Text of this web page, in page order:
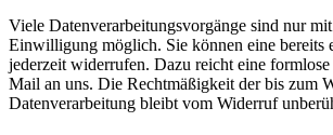
Viele Datenverarbeitungsvorgänge sind nur
Einwilligung möglich. Sie können eine
jederzeit widerrufen. Dazu reicht eine
Mail an uns. Die Rechtmäßigkeit der bis zum
Datenverarbeitung bleibt vom Widerruf